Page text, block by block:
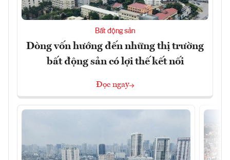
Bất động sản
Dòng vốn hướng đến những thị trường
bất động sản có lợi thế kết nối
Đọc ngay